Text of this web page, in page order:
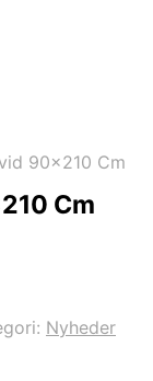
90×210 Cm
Cm
Nyheder